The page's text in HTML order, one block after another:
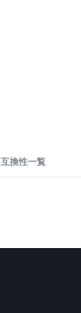
互換性一覧